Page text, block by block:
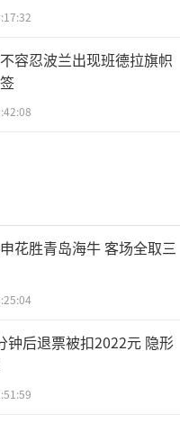
容忍波兰出现班德拉旗帜
花胜青岛海牛 客场全取三
钟后退票被扣2022元 隐形